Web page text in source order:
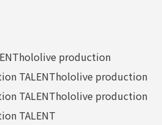
hololive production
TALENThololive production
TALENThololive production
TALENT